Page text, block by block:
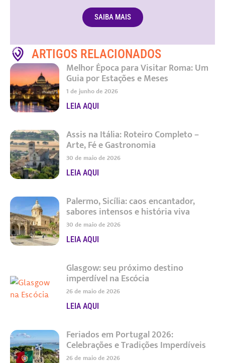
SAIBA MAIS
ARTIGOS RELACIONADOS
Melhor Época para Visitar Roma: Um
Guia por Estações e Meses
1 de junho de 2026
LEIA AQUI
Assis na Itália: Roteiro Completo –
Arte, Fé e Gastronomia
30 de maio de 2026
LEIA AQUI
Palermo, Sicília: caos encantador,
sabores intensos e história viva
30 de maio de 2026
LEIA AQUI
Glasgow: seu próximo destino
imperdível na Escócia
26 de maio de 2026
LEIA AQUI
Feriados em Portugal 2026:
Celebrações e Tradições Imperdíveis
26 de maio de 2026